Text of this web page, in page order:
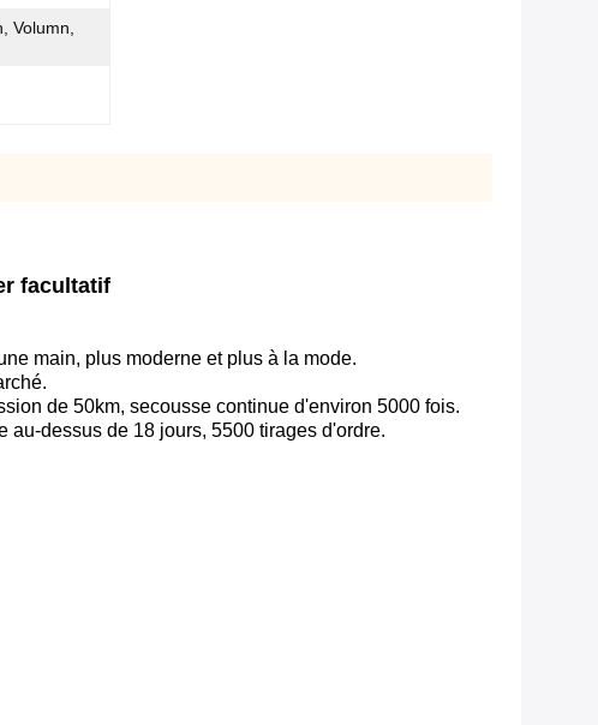
Volumn,
facultatif
main, plus moderne et plus à la mode.
de 50km, secousse continue d'environ 5000 fois.
au-dessus de 18 jours, 5500 tirages d'ordre.